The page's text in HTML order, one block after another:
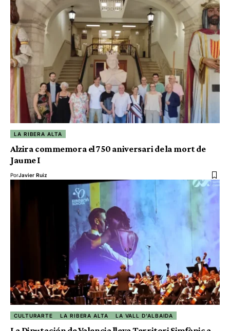
LA RIBERA ALTA
Alzira commemora el 750 aniversari de la mort de
Jaume I
PorJavier Ruiz
CULTURARTE LA RIBERA ALTA LA VALL D'ALBAIDA